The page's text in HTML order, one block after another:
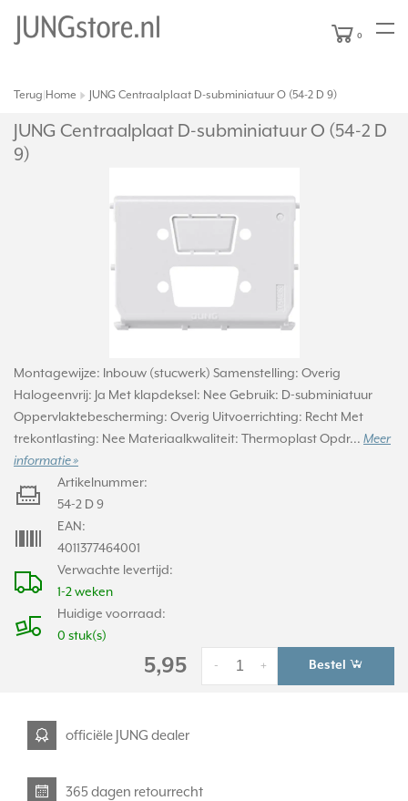
0
Terug Home JUNG Centraalplaat D-subminiatuur O (54-2 D 9)
JUNG Centraalplaat D-subminiatuur O (54-2 D
9)
Montagewijze: Inbouw (stucwerk) Samenstelling: Overig
Halogeenvrij: Ja Met klapdeksel: Nee Gebruik: D-subminiatuur
Oppervlaktebescherming: Overig Uitvoerrichting: Recht Met
trekontlasting: Nee Materiaalkwaliteit: Thermoplast Opdr... Meer
informatie »
Verwachte levertijd:
1-2 weken
Huidige voorraad:
0 stuk(s)
Artikelnummer:
54-2 D 9
EAN:
4011377464001
5,95 +
- Bestel
officiële JUNG dealer
365 dagen retourrecht